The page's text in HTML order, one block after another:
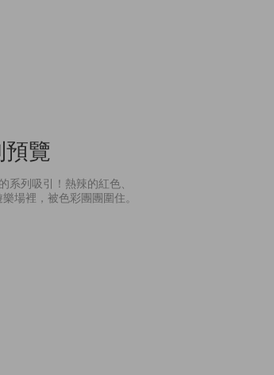
覽
列吸引！熱辣的紅色、